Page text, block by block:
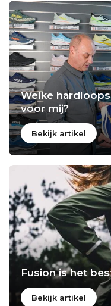
Welke
voor mij?
Bekijk artikel
Fusion is het
Bekijk artikel